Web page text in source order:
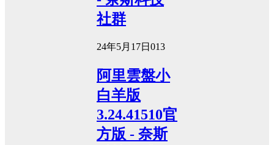
社群
24年5月17日 013
阿里雲盤小
白羊版
3.24.41510官
方版 - 奈斯